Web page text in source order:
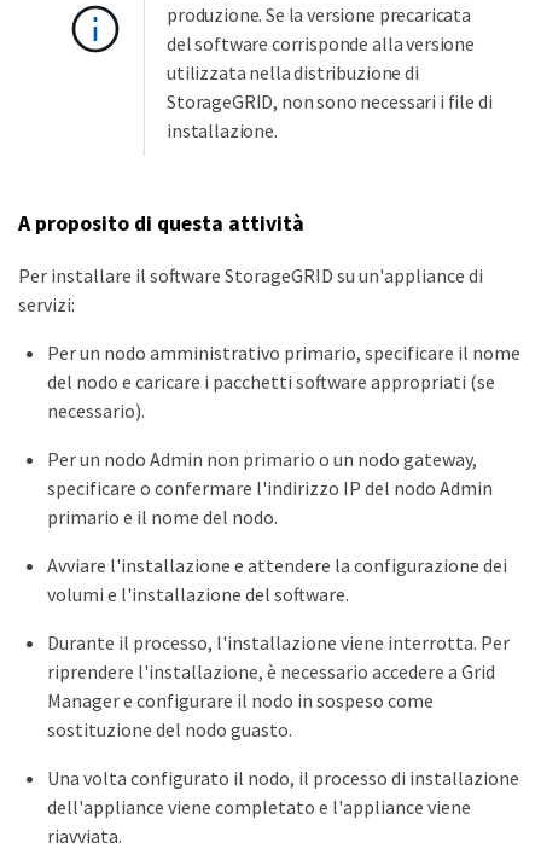
produzione. Se la versione precaricata
del software corrisponde alla versione
utilizzata nella distribuzione di
StorageGRID, non sono necessari i file di
installazione.
A proposito di questa attività
Per installare il software StorageGRID su un'appliance di
servizi:
Per un nodo amministrativo primario, specificare il nome
del nodo e caricare i pacchetti software appropriati (se
necessario).
Per un nodo Admin non primario o un nodo gateway,
specificare o confermare l'indirizzo IP del nodo Admin
primario e il nome del nodo.
Avviare l'installazione e attendere la configurazione dei
volumi e l'installazione del software.
Durante il processo, l'installazione viene interrotta. Per
riprendere l'installazione, è necessario accedere a Grid
Manager e configurare il nodo in sospeso come
sostituzione del nodo guasto.
Una volta configurato il nodo, il processo di installazione
dell'appliance viene completato e l'appliance viene
riavviata.